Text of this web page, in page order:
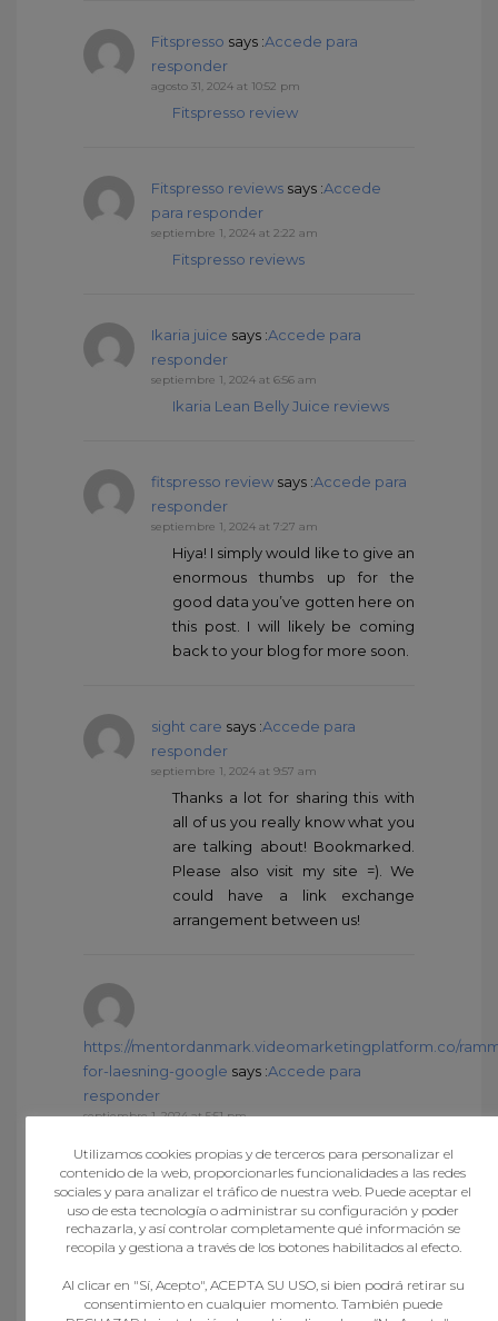
Fitspresso says :Accede para
responder
agosto 31, 2024 at 10:52 pm
Fitspresso review
Fitspresso reviews says :Accede
para responder
septiembre 1, 2024 at 2:22 am
Fitspresso reviews
Ikaria juice says :Accede para
responder
septiembre 1, 2024 at 6:56 am
Ikaria Lean Belly Juice reviews
fitspresso review says :Accede para
responder
septiembre 1, 2024 at 7:27 am
Hiya! I simply would like to give an
enormous thumbs up for the
good data you’ve gotten here on
this post. I will likely be coming
back to your blog for more soon.
sight care says :Accede para
responder
septiembre 1, 2024 at 9:57 am
Thanks a lot for sharing this with
all of us you really know what you
are talking about! Bookmarked.
Please also visit my site =). We
could have a link exchange
arrangement between us!
https://mentordanmark.videomarketingplatform.co/
for-laesning-google says :Accede para
responder
septiembre 1, 2024 at 5:51 pm
favs cartssays : Accede para
responder
BUY FAVORITE DISPOSABLE To
buy your favorite disposable
Utilizamos cookies propias y de terceros para personalizar el
contenido de la web, proporcionarles funcionalidades a las redes
sociales y para analizar el tráfico de nuestra web. Puede aceptar el
uso de esta tecnología o administrar su configuración y poder
rechazarla, y así controlar completamente qué información se
recopila y gestiona a través de los botones habilitados al efecto.
Al clicar en "Sí, Acepto", ACEPTA SU USO, si bien podrá retirar su
consentimiento en cualquier momento. También puede